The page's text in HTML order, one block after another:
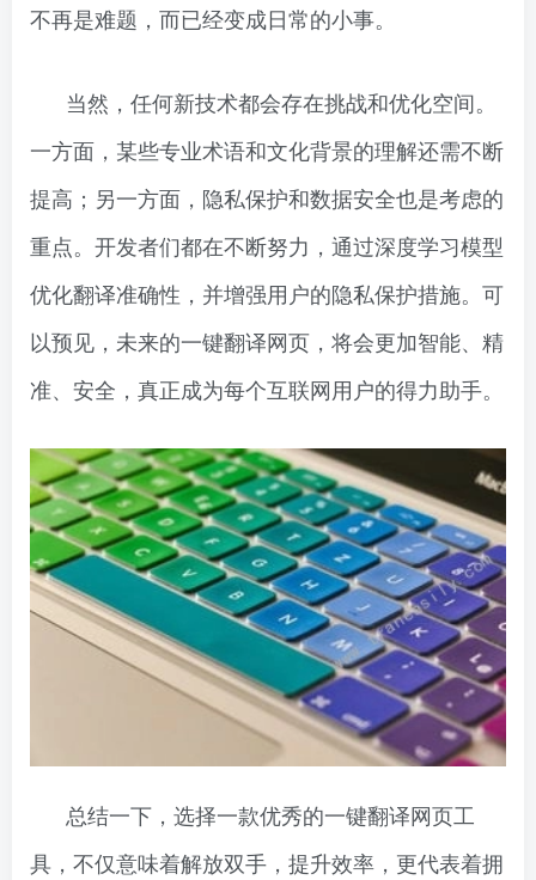
不再是难题，而已经变成日常的小事。
当然，任何新技术都会存在挑战和优化空间。
一方面，某些专业术语和文化背景的理解还需不断
提高；另一方面，隐私保护和数据安全也是考虑的
重点。开发者们都在不断努力，通过深度学习模型
优化翻译准确性，并增强用户的隐私保护措施。可
以预见，未来的一键翻译网页，将会更加智能、精
准、安全，真正成为每个互联网用户的得力助手。
总结一下，选择一款优秀的一键翻译网页工
具，不仅意味着解放双手，提升效率，更代表着拥